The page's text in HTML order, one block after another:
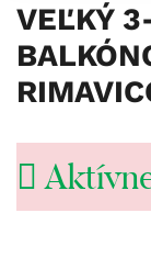
VEĽKÝ